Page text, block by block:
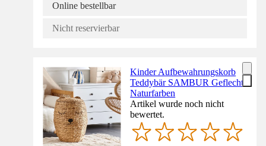
Online bestellbar
Nicht reservierbar
Kinder Aufbewahrungskorb
Teddybär SAMBUR Geflecht
Naturfarben
Artikel wurde noch nicht
bewertet.